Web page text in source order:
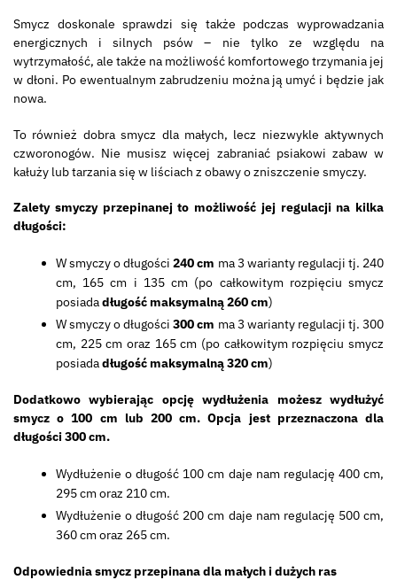
Smycz doskonale sprawdzi się także podczas wyprowadzania
energicznych i silnych psów – nie tylko ze względu na
wytrzymałość, ale także na możliwość komfortowego trzymania jej
w dłoni. Po ewentualnym zabrudzeniu można ją umyć i będzie jak
nowa.
To również dobra smycz dla małych, lecz niezwykle aktywnych
czworonogów. Nie musisz więcej zabraniać psiakowi zabaw w
kałuży lub tarzania się w liściach z obawy o zniszczenie smyczy.
Zalety smyczy przepinanej to możliwość jej regulacji na kilka
długości:
W smyczy o długości 240 cm ma 3 warianty regulacji tj. 240
cm, 165 cm i 135 cm (po całkowitym rozpięciu smycz
posiadadługość maksymalną 260 cm)
W smyczy o długości 300 cm ma 3 warianty regulacji tj. 300
cm, 225 cm oraz 165 cm (po całkowitym rozpięciu smycz
posiadadługość maksymalną 320 cm)
Dodatkowo wybierając opcję wydłużenia możesz wydłużyć
smycz o 100 cm lub 200 cm. Opcja jest przeznaczona dla
długości 300 cm.
Wydłużenie o długość 100 cm daje nam regulację 400 cm,
295 cm oraz 210 cm.
Wydłużenie o długość 200 cm daje nam regulację 500 cm,
360 cm oraz 265 cm.
Odpowiednia smycz przepinana dla małych i dużych ras